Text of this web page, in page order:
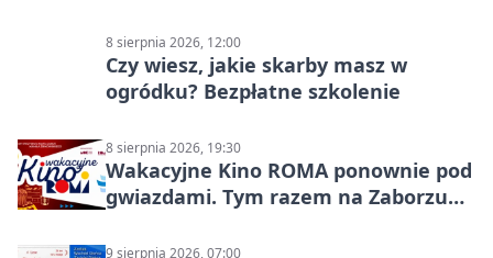
8 sierpnia 2026, 12:00
Czy wiesz, jakie skarby masz w
ogródku? Bezpłatne szkolenie
8 sierpnia 2026, 19:30
Wakacyjne Kino ROMA ponownie pod
gwiazdami. Tym razem na Zaborzu
9 sierpnia 2026, 07:00